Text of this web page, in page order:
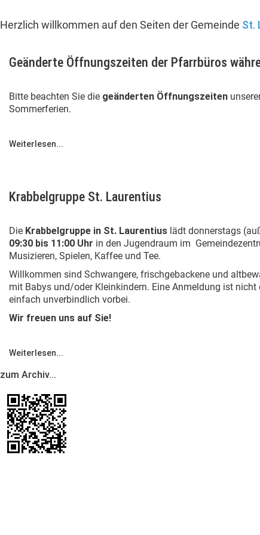
Herzlich willkommen auf den Seiten der Gemeinde St.
Geänderte Öffnungszeiten der Pfarrbüros
Bitte beachten Sie die geänderten Öffnungszeiten
Sommerferien.
Weiterlesen...
Krabbelgruppe St. Laurentius
Die Krabbelgruppe in St. Laurentius lädt donnerstags
09:30 bis 11:00 Uhr in den Jugendraum im
Musizieren, Spielen, Kaffee und Tee.
Willkommen sind Schwangere, frischgebackene und
mit Babys und/oder Kleinkindern. Eine Anmeldung ist nicht
einfach unverbindlich vorbei.
Wir freuen uns auf Sie!
Weiterlesen...
zum Archiv...